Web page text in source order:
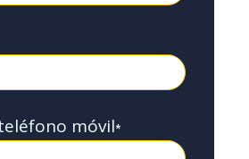
móvil*